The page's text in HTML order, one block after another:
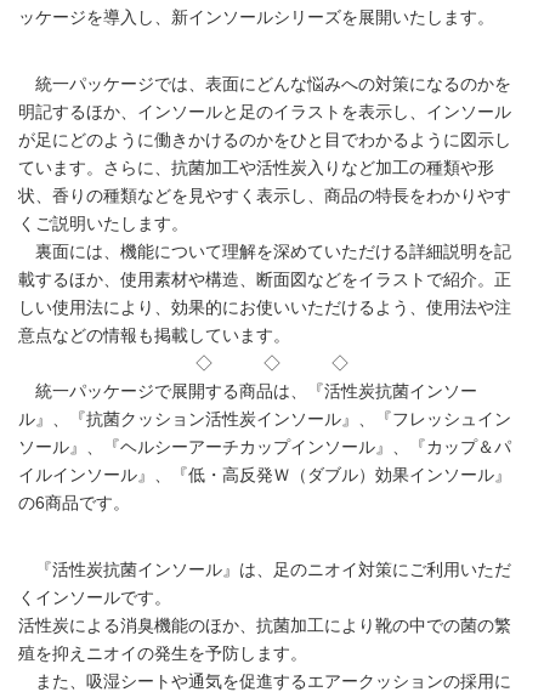
ッケージを導入し、新インソールシリーズを展開いたします。
統一パッケージでは、表面にどんな悩みへの対策になるのかを
明記するほか、インソールと足のイラストを表示し、インソール
が足にどのように働きかけるのかをひと目でわかるように図示し
ています。さらに、抗菌加工や活性炭入りなど加工の種類や形
状、香りの種類などを見やすく表示し、商品の特長をわかりやす
くご説明いたします。
裏面には、機能について理解を深めていただける詳細説明を記
載するほか、使用素材や構造、断面図などをイラストで紹介。正
しい使用法により、効果的にお使いいただけるよう、使用法や注
意点などの情報も掲載しています。
◇ ◇ ◇
統一パッケージで展開する商品は、『活性炭抗菌インソー
ル』、『抗菌クッション活性炭インソール』、『フレッシュイン
ソール』、『ヘルシーアーチカップインソール』、『カップ＆パ
イルインソール』、『低・高反発Ｗ（ダブル）効果インソール』
の6商品です。
『活性炭抗菌インソール』は、足のニオイ対策にご利用いただ
くインソールです。
活性炭による消臭機能のほか、抗菌加工により靴の中での菌の繁
殖を抑えニオイの発生を予防します。
また、吸湿シートや通気を促進するエアークッションの採用に